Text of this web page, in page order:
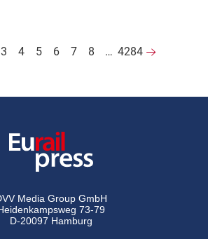
3 4 5 6 7 8 … 4284
Media Group GmbH
73-79
D-20097 Hamburg